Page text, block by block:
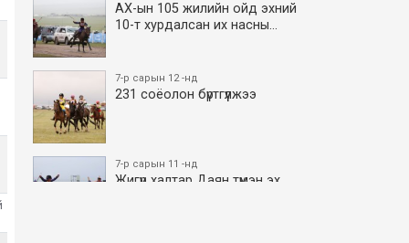
АХ-ын 105 жилийн ойд эхний
10-т хурдалсан их насны…
7-р сарын 12 -нд
231 соёолон бүртгүүлжээ
7-р сарын 11 -нд
Жигүүр халтар Даян түмэн эх